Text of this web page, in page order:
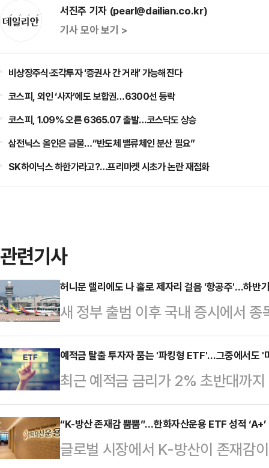
서진주 기자 (pearl@dailian.co.kr)
기사 모아 보기 >
비상장주식·조각투자 ‘증권사 간 거래’ 가능해진다
코스피, 외인 ‘사자’에도 보합권…6300선 등락
코스피, 1.09% 오른 6365.07 출발…코스닥도 상승
삼전닉스 올인은 금물…“반도체 밸류체인 분산 필요”
SK하이닉스 하한가라고?…프리마켓 시초가 논란 재점화
관련기사
허니문 랠리에도 나 홀로 제자리 걸음 '항공주'…하반
새 정부 출범 이후 국내 증시에서
주목을 받지 못하고 있다.업계에서
선될 수 있다는 기대감과 화물 운임
내놓고 있다.12일 한국거래소에 따
가는 전 거래일 대비 2.41% 내린
과 호반건설의 경영권 분쟁 가능성
만, 현재는 연초(2만3550원)보다
예적금 탈출 투자자 품는 '파킹형 ETF'…그중에서도 '
최근 예적금 금리가 2% 초반대까
투자처로 파킹형 상장지수펀드
도 안정성은 물론 유동성과 수익성
집중되고 있다.13일 코스콤 ETF
“K-방산 존재감 뿜뿜”…한화자산운용 ETF 성적 ‘A+’
글로벌 시장에서 K-방산이 존재감